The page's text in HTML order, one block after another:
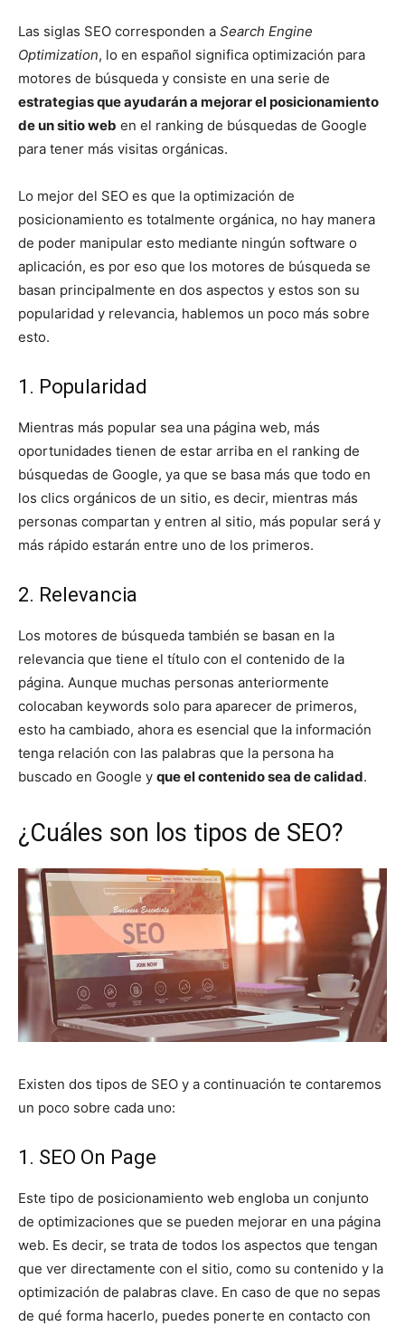
Las siglas SEO corresponden a Search Engine
Optimization, lo en español significa optimización para
motores de búsqueda y consiste en una serie de
estrategias que ayudarán a mejorar el posicionamiento
de un sitio web en el ranking de búsquedas de Google
para tener más visitas orgánicas.
Lo mejor del SEO es que la optimización de
posicionamiento es totalmente orgánica, no hay manera
de poder manipular esto mediante ningún software o
aplicación, es por eso que los motores de búsqueda se
basan principalmente en dos aspectos y estos son su
popularidad y relevancia, hablemos un poco más sobre
esto.
1. Popularidad
Mientras más popular sea una página web, más
oportunidades tienen de estar arriba en el ranking de
búsquedas de Google, ya que se basa más que todo en
los clics orgánicos de un sitio, es decir, mientras más
personas compartan y entren al sitio, más popular será y
más rápido estarán entre uno de los primeros.
2. Relevancia
Los motores de búsqueda también se basan en la
relevancia que tiene el título con el contenido de la
página. Aunque muchas personas anteriormente
colocaban keywords solo para aparecer de primeros,
esto ha cambiado, ahora es esencial que la información
tenga relación con las palabras que la persona ha
buscado en Google y que el contenido sea de calidad.
¿Cuáles son los tipos de SEO?
Existen dos tipos de SEO y a continuación te contaremos
un poco sobre cada uno:
1. SEO On Page
Este tipo de posicionamiento web engloba un conjunto
de optimizaciones que se pueden mejorar en una página
web. Es decir, se trata de todos los aspectos que tengan
que ver directamente con el sitio, como su contenido y la
optimización de palabras clave. En caso de que no sepas
de qué forma hacerlo, puedes ponerte en contacto con